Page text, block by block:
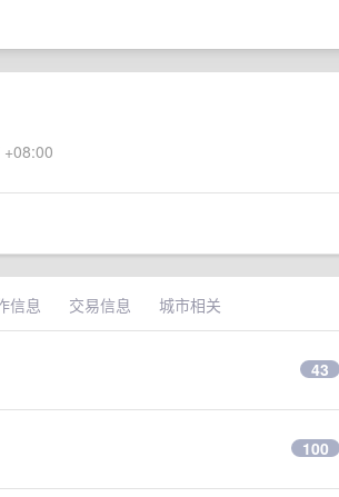
信息 交易信息 城市相关
43
100